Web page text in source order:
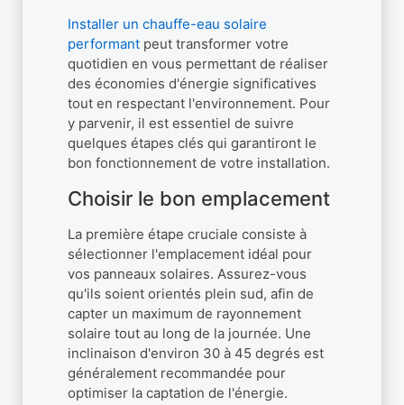
Installer un chauffe-eau solaire
performant peut transformer votre
quotidien en vous permettant de réaliser
des économies d'énergie significatives
tout en respectant l'environnement. Pour
y parvenir, il est essentiel de suivre
quelques étapes clés qui garantiront le
bon fonctionnement de votre installation.
Choisir le bon emplacement
La première étape cruciale consiste à
sélectionner l'emplacement idéal pour
vos panneaux solaires. Assurez-vous
qu'ils soient orientés plein sud, afin de
capter un maximum de rayonnement
solaire tout au long de la journée. Une
inclinaison d'environ 30 à 45 degrés est
généralement recommandée pour
optimiser la captation de l'énergie.